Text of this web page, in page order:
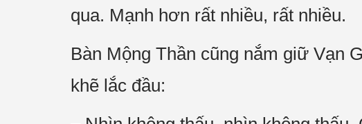
qua. Mạnh hơn rất nhiều, rất nhiều.
Bàn Mộng Thần cũng nắm giữ Vạn
khẽ lắc đầu: